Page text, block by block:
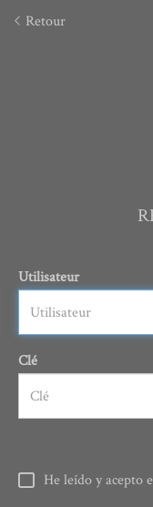
Retour
Utilisateur
Clé
He leído y acepto